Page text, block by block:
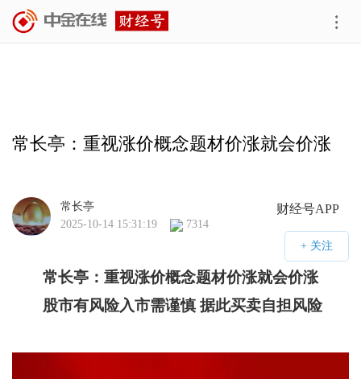
常长亭：重视涨价概念题材价涨就会价涨
财经号APP
常长亭
2025-10-14 15:31:19
7314
常长亭： 重视涨价概念题材价涨就会价涨
股市有风险入市需谨慎 据此买卖自担风险